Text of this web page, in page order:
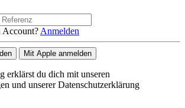
Account? Anmelden
Mit Apple anmelden
erklärst du dich mit unseren
und unserer Datenschutzerklärung